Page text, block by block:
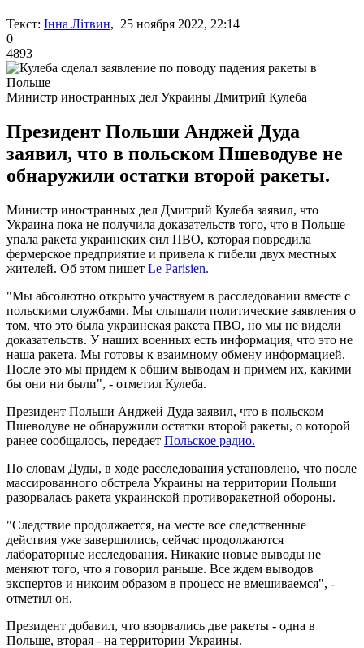
Текст: Інна Літвин, 25 ноября 2022, 22:14
0
4893
Министр иностранных дел Украины Дмитрий Кулеба
Президент Польши Анджей Дуда
заявил, что в польском Пшеводуве не
обнаружили остатки второй ракеты.
Министр иностранных дел Дмитрий Кулеба заявил, что
Украина пока не получила доказательств того, что в Польше
упала ракета украинских сил ПВО, которая повредила
фермерское предприятие и привела к гибели двух местных
жителей. Об этом пишет Le Parisien.
"Мы абсолютно открыто участвуем в расследовании вместе с
польскими службами. Мы слышали политические заявления о
том, что это была украинская ракета ПВО, но мы не видели
доказательств. У наших военных есть информация, что это не
наша ракета. Мы готовы к взаимному обмену информацией.
После это мы придем к общим выводам и примем их, какими
бы они ни были", - отметил Кулеба.
Президент Польши Анджей Дуда заявил, что в польском
Пшеводуве не обнаружили остатки второй ракеты, о которой
ранее сообщалось, передает Польское радио.
По словам Дуды, в ходе расследования установлено, что после
массированного обстрела Украины на территории Польши
разорвалась ракета украинской противоракетной обороны.
"Следствие продолжается, на месте все следственные
действия уже завершились, сейчас продолжаются
лабораторные исследования. Никакие новые выводы не
меняют того, что я говорил раньше. Все ждем выводов
экспертов и никоим образом в процесс не вмешиваемся", -
отметил он.
Президент добавил, что взорвались две ракеты - одна в
Польше, вторая - на территории Украины.